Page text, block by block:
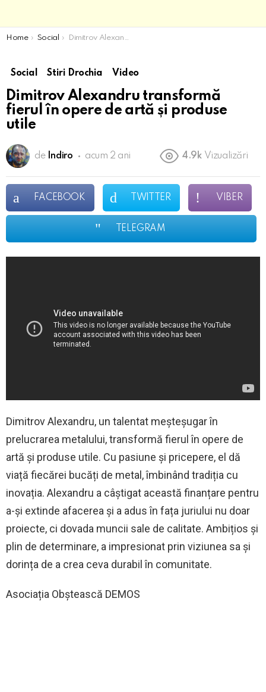
You are here:
Home Social Dimitrov Alexandru transformă fierul în opere de artă și produse utile
Social Stiri Drochia Video
Dimitrov Alexandru transformă
fierul în opere de artă și produse
utile
de Indiro acum 2 ani 4.9k Vizualizări
FACEBOOK TWITTER VIBER
TELEGRAM
Dimitrov Alexandru, un talentat meşteşugar în
prelucrarea metalului, transformă fierul în opere de
artă și produse utile. Cu pasiune și pricepere, el dă
viață fiecărei bucăți de metal, îmbinând tradiția cu
inovația. Alexandru a câștigat această finanțare pentru
a-şi extinde afacerea și a adus în fața juriului nu doar
proiecte, ci dovada muncii sale de calitate. Ambițios și
plin de determinare, a impresionat prin viziunea sa și
dorința de a crea ceva durabil în comunitate.
Asociația Obștească DEMOS